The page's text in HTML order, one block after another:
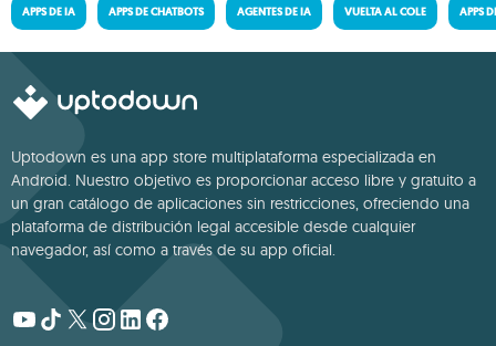
APPS DE IA APPS DE CHATBOTS AGENTES DE IA VUELTA AL COLE APPS
Uptodown es una app store multiplataforma especializada en
Android. Nuestro objetivo es proporcionar acceso libre y gratuito a
un gran catálogo de aplicaciones sin restricciones, ofreciendo una
plataforma de distribución legal accesible desde cualquier
navegador, así como a través de su app oficial.